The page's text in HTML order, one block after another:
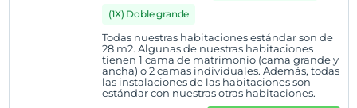
El deslumbramiento en la rica textura de Eskisehir , El
Merlot Hotel, & nbsp; moderno en todo su esplendor Te
invita a su hospitalidad con comodidad y lujo. & Nbsp;
(1X) Doble grande
Todas nuestras habitaciones estándar son de
28 m2. Algunas de nuestras habitaciones
tienen 1 cama de matrimonio (cama grande y
ancha) o 2 camas individuales. Además, todas
las instalaciones de las habitaciones son
estándar con nuestras otras habitaciones.